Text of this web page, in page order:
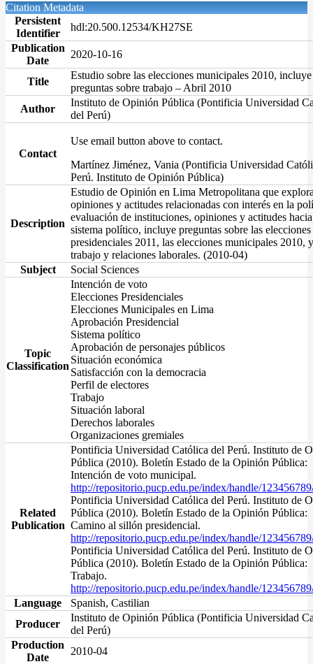
Citation Metadata
Persistent
Identifier
hdl:20.500.12534/KH27SE
Publication
Date
2020-10-16
Title
Estudio sobre las elecciones municipales 2010, incluye
preguntas sobre trabajo – Abril 2010
Author
Instituto de Opinión Pública (Pontificia Universidad
del Perú)
Contact
Use email button above to contact.
Martínez Jiménez, Vania (Pontificia Universidad
Perú. Instituto de Opinión Pública)
Description
Estudio de Opinión en Lima Metropolitana que
opiniones y actitudes relacionadas con interés en la
evaluación de instituciones, opiniones y actitudes
sistema político, incluye preguntas sobre las elecciones
presidenciales 2011, las elecciones municipales 2010, y
trabajo y relaciones laborales. (2010-04)
Subject
Social Sciences
Topic
Classification
Intención de voto
Elecciones Presidenciales
Elecciones Municipales en Lima
Aprobación Presidencial
Sistema político
Aprobación de personajes públicos
Situación económica
Satisfacción con la democracia
Perfil de electores
Trabajo
Situación laboral
Derechos laborales
Organizaciones gremiales
Related
Publication
Pontificia Universidad Católica del Perú. Instituto de
Pública (2010). Boletín Estado de la Opinión Pública:
Intención de voto municipal.
http://repositorio.pucp.edu.pe/index/handle/
Pontificia Universidad Católica del Perú. Instituto de
Pública (2010). Boletín Estado de la Opinión Pública:
Camino al sillón presidencial.
http://repositorio.pucp.edu.pe/index/handle/
Pontificia Universidad Católica del Perú. Instituto de
Pública (2010). Boletín Estado de la Opinión Pública:
Trabajo.
http://repositorio.pucp.edu.pe/index/handle/
Language
Spanish, Castilian
Producer
Instituto de Opinión Pública (Pontificia Universidad
del Perú)
Production
Date
2010-04